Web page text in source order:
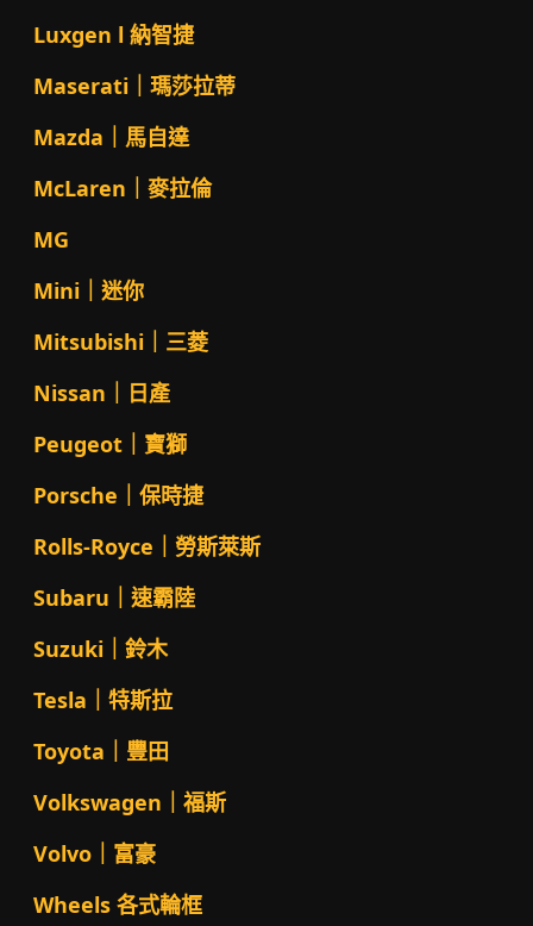
Luxgen l 納智捷
Maserati｜瑪莎拉蒂
Mazda｜馬自達
McLaren｜麥拉倫
MG
Mini｜迷你
Mitsubishi｜三菱
Nissan｜日產
Peugeot｜寶獅
Porsche｜保時捷
Rolls-Royce｜勞斯萊斯
Subaru｜速霸陸
Suzuki｜鈴木
Tesla｜特斯拉
Toyota｜豐田
Volkswagen｜福斯
Volvo｜富豪
Wheels 各式輪框